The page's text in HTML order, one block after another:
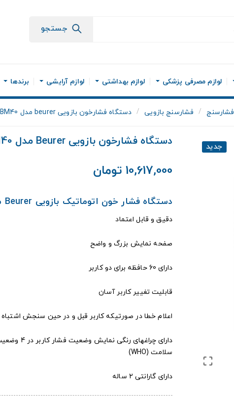
جستجو
لوازم مصرفی پزشکی لوازم بهداشتی لوازم آرایشی برندها
فشارسنج فشارسنج بازویی دستگاه فشارخون بازویی beurer مدل BM40
جدید

دستگاه فشارخون بازویی Beurer مدل BM40
10,617,000 تومان
دستگاه فشار خون اتوماتیک بازویی Beurer مدل BM40
دقیق و قابل اعتماد
صفحه نمایش بزرگ و واضح
دارای 60 حافظه برای دو کاربر
قابلیت تغییر کاربر آسان
اعلام خطا در صورتیکه کاربر قبل و در حین سنجش اشتباه
دارای
سلامت (WHO)
دارای گارانتی 2 ساله